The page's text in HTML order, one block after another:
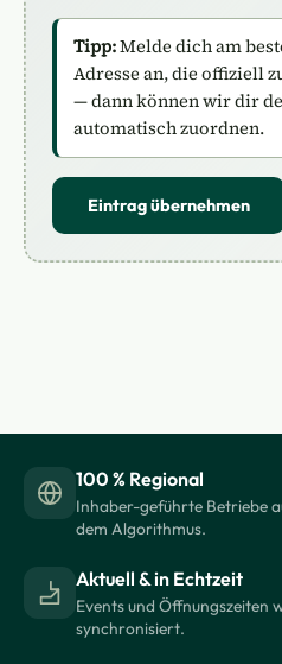
Tipp:Melde dich am
Adresse an, die offiziell
— dann können wir dir
automatisch zuordnen.
Eintrag übernehmen
100 % Regional
Inhaber-geführte Betriebe
dem Algorithmus.
Aktuell & in Echtzeit
Events und Öffnungszeiten
synchronisiert.